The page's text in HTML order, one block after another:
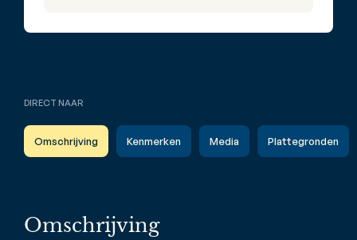
DIRECT NAAR
Omschrijving Kenmerken Media Plattegronden
Omschrijving